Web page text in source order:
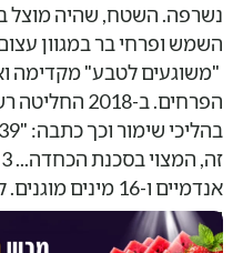
נשרפה. השטח, שהיה מוצל
השמש ופרחי בר במגוון
"משוגעים לטבע" מקדימה
הפרחים. ב-
אנדמיים ו-16
ומספר המינים המוגנים